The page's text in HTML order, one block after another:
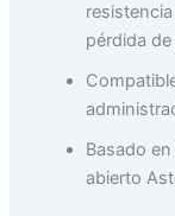
pérdida
Basado
abierto